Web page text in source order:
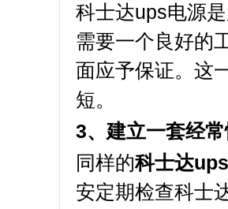
科士达ups电源
需要一个良好的
面应予保证。这
短。
3、建立一套经
同样的科士达
安定期检查科士